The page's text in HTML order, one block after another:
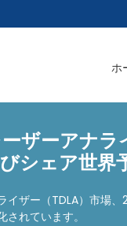
ホ
ザーアナ
シェア世界
ザー（TDLA）市場
れています。